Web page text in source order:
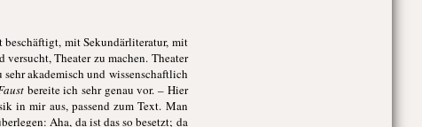
mit Sekundärliteratur, mit
Theater zu machen. Theater
akademisch und wissenschaftlich
bereite ich sehr genau vor. – Hier
in mir aus, passend zum Text. Man
Aha, da ist das so besetzt; da